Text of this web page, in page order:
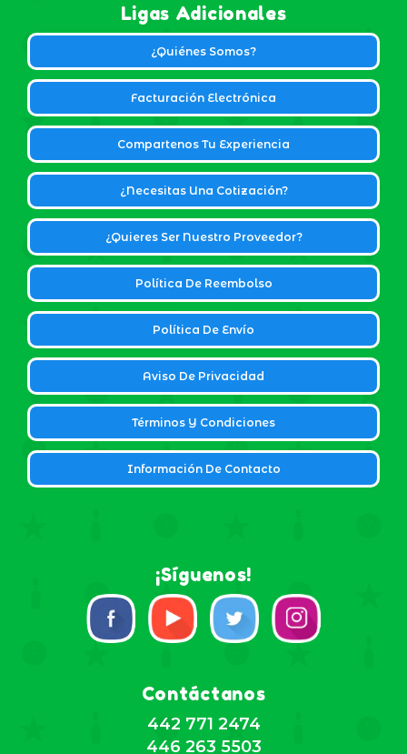
Ligas Adicionales
¿Quiénes Somos?
Facturación Electrónica
Compartenos Tu Experiencia
¿Necesitas Una Cotización?
¿Quieres Ser Nuestro Proveedor?
Política De Reembolso
Política De Envío
Aviso De Privacidad
Términos Y Condiciones
Información De Contacto
¡Síguenos!
Contáctanos
442 771 2474
446 263 5503